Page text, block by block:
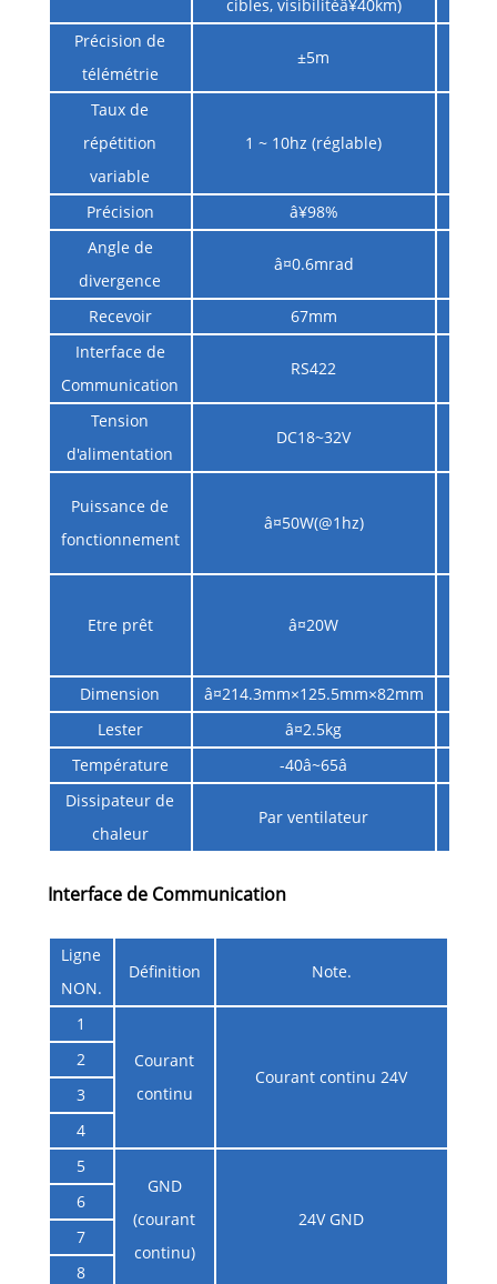
cibles, visibilitéâ¥40km)
Précision de
télémétrie
±5m
Taux de
répétition
variable
1 ~ 10hz (réglable)
Précision
â¥98%
Angle de
divergence
â¤0.6mrad
Recevoir
67mm
Interface de
Communication
RS422
Tension
d'alimentation
DC18~32V
Puissance de
fonctionnement
â¤50W(@1hz)
Etre prêt â¤20W
Dimension
â¤214.3mm×125.5mm×82mm
Lester
â¤2.5kg
Température
-40â~65â
Dissipateur de
chaleur
Par ventilateur
Interface de Communication
Ligne
NON.
Définition Note.
1
Courant
continu
Courant continu 24V
2
3
4
5
GND
(courant
continu)
24V GND
6
7
8